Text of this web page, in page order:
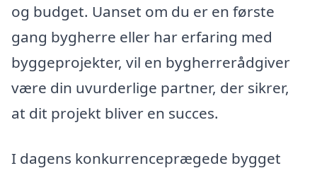
og budget. Uanset om du er en første
gang bygherre eller har erfaring med
byggeprojekter, vil en bygherrerådgiver
være din uvurderlige partner, der sikrer,
at dit projekt bliver en succes.
I dagens konkurrenceprægede bygget